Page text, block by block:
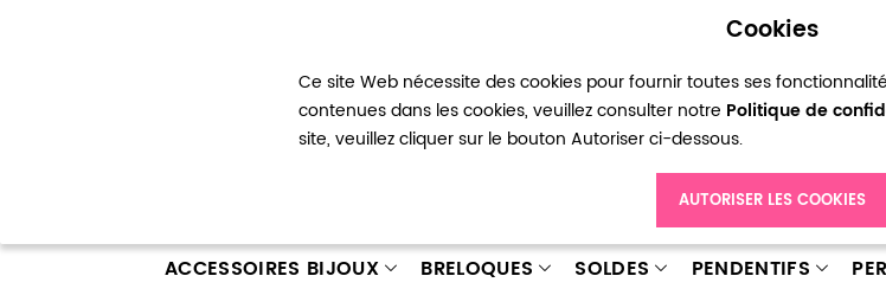
Cookies
Ce site Web nécessite des cookies pour fournir toutes ses
contenues dans les cookies, veuillez consulter notre Politique de
site, veuillez cliquer sur le bouton Autoriser ci-dessous.
AUTORISER LES COOKIES
Mon compte Ma liste d’envies
ACCESSOIRES BIJOUX BRELOQUES SOLDES PENDENTIFS